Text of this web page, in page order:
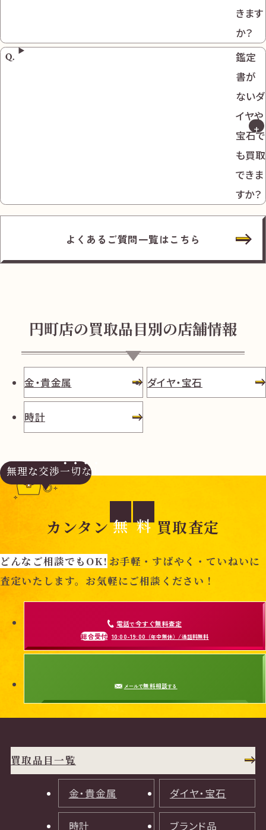
きます
か？
鑑定
書が
ないダ
イヤや
宝石で
も買取
できま
すか？
よくあるご質問一覧はこちら
円町店の買取品目別の店舗情報
金・貴金属 ダイヤ・宝石
時計
無理な交渉一切なし
カンタン 無 料 買取査定
どんなご相談でもOK! お手軽・すばやく・ていねいに
査定いたします。お気軽にご相談ください！
電話で今すぐ無料査定
総合受付 10:00-19:00 （年中無休）/通話料無料
メールで無料相談する
買取品目一覧
金・貴金属 ダイヤ・宝石
時計 ブランド品